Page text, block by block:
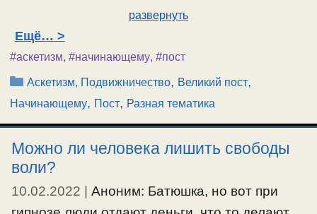
развернуть
Ещё…
#аскетизм, #начинающему, #пост
Рубрики
Аскетизм, Подвижничество, Великий пост,
Начинающему, Пост, Разная тематика
Можно ли человека лишить свободы
воли?
10.02.2022
Аноним: Батюшка, но вот при